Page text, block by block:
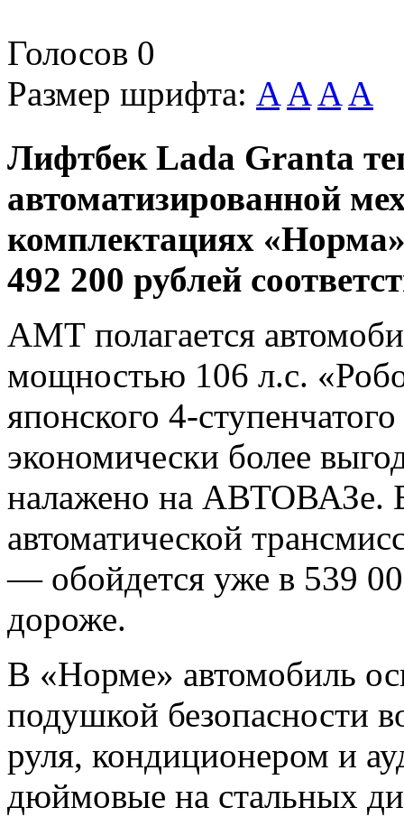
Голосов 0
Размер шрифта: A A A A
Лифтбек Lada Granta
автоматизированной
комплектациях
492 200 рублей
АМТ полагается
мощностью 106 л.с.
японского 4-
экономически более
налажено на АВТОВАЗе.
автоматической
— обойдется уже в 539
дороже.
В «Норме» автомобиль
подушкой безопасности
руля, кондиционером и
дюймовые на стальных